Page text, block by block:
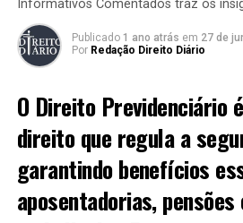
frequentemente invocada em
justificar a impossibilidade de
obrigações, especialmente aquelas
políticas públicas.
Em muitos casos, a reserva do
debates sobre apriorização dos
direitos sociais como saúde e
encontrarse em conflito com as
orçamentárias. Esse cenário exige
equilíbrio por parte do Estado e
Informativos Comentados traz os
Publicado 1 ano atrás em 27 de
Por Redação Direito Diário
O Direito Previdenciário
direito que regula a
garantindo benefícios
aposentadorias,